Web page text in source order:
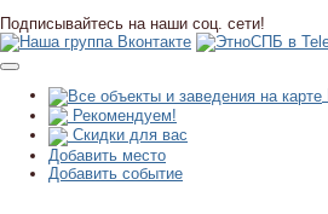
Подписывайтесь на наши соц. сети!
Рекомендуем!
Скидки для вас
Добавить место
Добавить событие